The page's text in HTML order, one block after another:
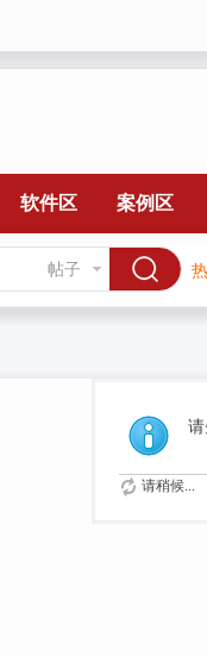
软件区 案例区
帖子
请稍候...